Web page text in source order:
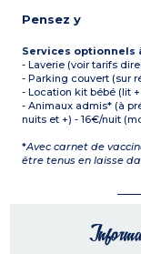
Pensez y
Services optionnels
- Laverie (voir tarifs
- Parking couvert (sur
- Location kit bébé (lit
- Animaux admis* (à
nuits et +) - 16€/nuit
*Avec carnet de
être tenus en laisse